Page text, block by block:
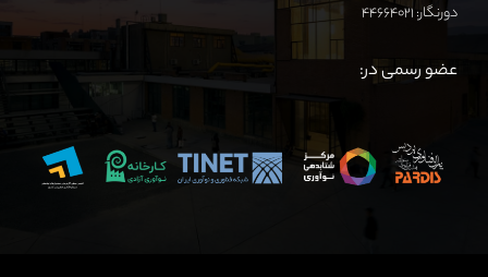
دورنگار: ۴۴۶۶۴۰۲۱
عضو رسمی در: